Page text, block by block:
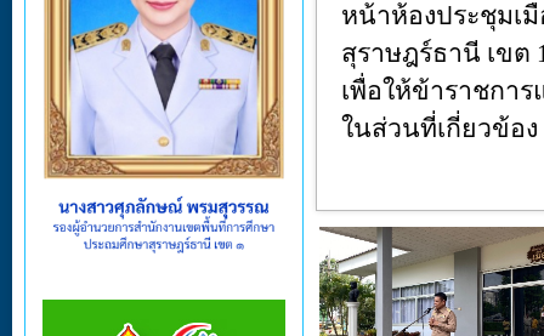
หน้าห้องประชุมเ
สุราษฎร์ธานี เขต
เพื่อให้ข้าราชกา
ในส่วนที่เกี่ยวข้อง